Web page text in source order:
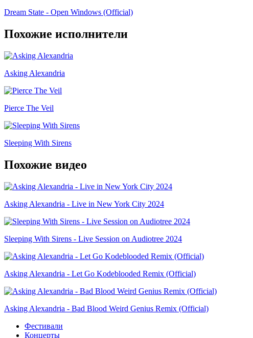
Dream State - Open Windows (Official)
Похожие исполнители
Asking Alexandria
Pierce The Veil
Sleeping With Sirens
Похожие видео
Asking Alexandria - Live in New York City 2024
Sleeping With Sirens - Live Session on Audiotree 2024
Asking Alexandria - Let Go Kodeblooded Remix (Official)
Asking Alexandria - Bad Blood Weird Genius Remix (Official)
Фестивали
Концерты